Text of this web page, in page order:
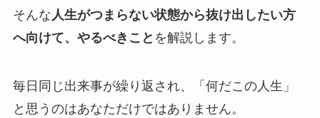
そんな人生がつまらない状態から抜け出したい方
へ向けて、やるべきこと を解説します。
毎日同じ出来事が繰り返され、「何だこの人生」
と思うのはあなただけではありません。